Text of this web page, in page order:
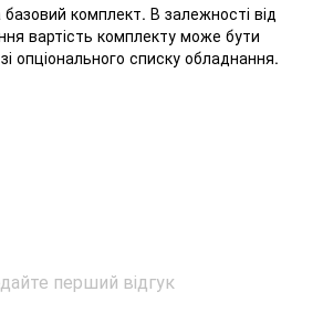
базовий комплект. В залежності від
вартість комплекту може бути
опціонального списку обладнання.
перший відгук